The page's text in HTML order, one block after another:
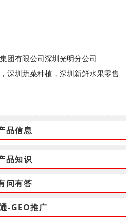
团有限公司深圳光明分公司
深圳蔬菜种植，深圳新鲜水果零售
品信息
品知识
问有答
-GEO推广